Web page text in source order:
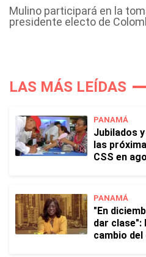
Mulino participará en la
presidente electo de
LAS MÁS LEÍDAS
PANAMÁ
Jubilados
las
CSS en
PANAMÁ
"En
dar clase":
cambio